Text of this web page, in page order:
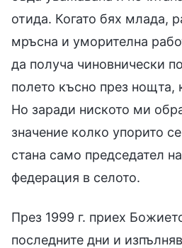
отида. Когато бях млада,
мръсна и уморителна
да получа чиновнически
полето късно през нощта,
Но заради ниското ми
значение колко упорито
стана само председател
федерация в селото.
През 1999 г. приех
последните дни и